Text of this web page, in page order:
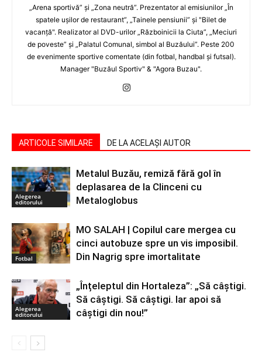
„Arena sportivă” şi „Zona neutră”. Prezentator al emisiunilor „În
spatele uşilor de restaurant”, „Tainele pensiunii” şi "Bilet de
vacanţă". Realizator al DVD-urilor „Războinicii la Ciuta”, „Meciuri
de poveste” şi „Palatul Comunal, simbol al Buzăului”. Peste 200
de evenimente sportive comentate (din fotbal, handbal şi futsal).
Manager "Buzăul Sportiv" & "Agora Buzau".
ARTICOLE SIMILARE DE LA ACELAȘI AUTOR
Alegerea
editorului
Metalul Buzău, remiză fără gol în
deplasarea de la Clinceni cu
Metaloglobus
Fotbal
MO SALAH | Copilul care mergea cu
cinci autobuze spre un vis imposibil.
Din Nagrig spre imortalitate
Alegerea
editorului
„Înțeleptul din Hortaleza”: „Să câștigi.
Să câștigi. Să câștigi. Iar apoi să
câștigi din nou!”